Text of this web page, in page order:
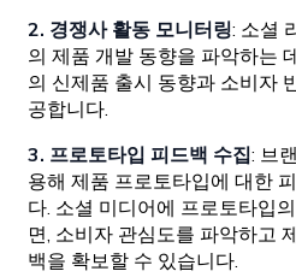
2. 경쟁사 활동 모니터링: 소셜
의 제품 개발 동향을 파악하는
의 신제품 출시 동향과 소비자
공합니다.
3. 프로토타입 피드백 수집: 브
용해 제품 프로토타입에 대한
다. 소셜 미디어에 프로토타입
면, 소비자 관심도를 파악하고
백을 확보할 수 있습니다.